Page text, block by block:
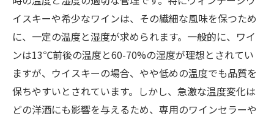
イスキーや希少なワインは、その繊細な風味を保つため
に、一定の温度と湿度が求められます。一般的に、ワイ
ンは13℃前後の温度と60-70%の湿度が理想とされてい
ますが、ウイスキーの場合、やや低めの温度でも品質を
保ちやすいとされています。しかし、急激な温度変化は
どの洋酒にも影響を与えるため、専用のワインセラーや